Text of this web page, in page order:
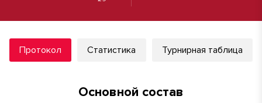
Протокол Статистика Турнирная таблица
Основной состав